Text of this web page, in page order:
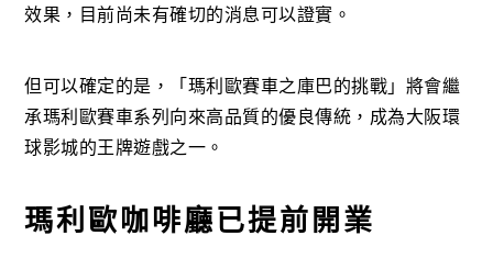
效果，目前尚未有確切的消息可以證實。
但可以確定的是，「瑪利歐賽車之庫巴的挑戰」將會繼
承瑪利歐賽車系列向來高品質的優良傳統，成為大阪環
球影城的王牌遊戲之一。
瑪利歐咖啡廳已提前開業